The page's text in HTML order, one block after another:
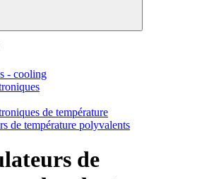
- cooling
de température
de température polyvalents
de